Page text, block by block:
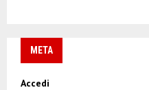
META
Accedi